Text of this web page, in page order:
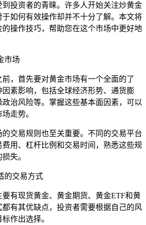
投资者的青睐。许多人开始关注炒黄金
如何有效操作却并不十分了解。本文将
操作技巧，帮助您在这个市场中更好地
市场
，首先要对黄金市场有一个全面的了
素影响，包括全球经济形势、通货膨
治风险等。掌握这些基本面因素，可以
走势。
的交易规则也至关重要。不同的交易平台
用、杠杆比例和交易时间，熟悉这些规
失。
的交易方式
有现货黄金、黄金期货、黄金ETF和黄
有其优缺点，投资者需要根据自己的风
作出选择。